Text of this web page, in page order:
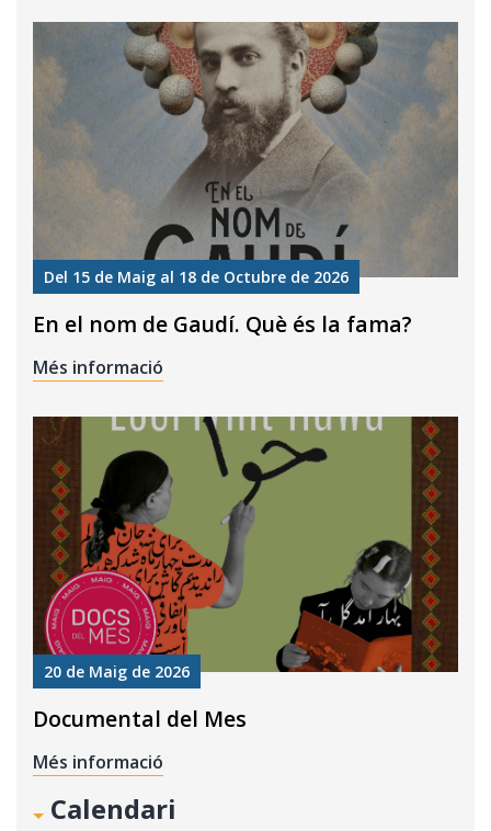
Del 15 de Maig al 18 de Octubre de 2026
En el nom de Gaudí. Què és la fama?
Més informació
20 de Maig de 2026
Documental del Mes
Més informació
Calendari